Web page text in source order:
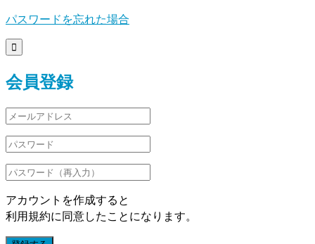
パスワードを忘れた場合

会員登録
アカウントを作成すると
利用規約に同意したことになります。